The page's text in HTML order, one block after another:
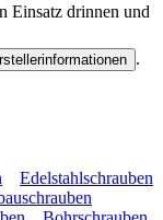
Einsatz drinnen und
.
Edelstahlschrauben